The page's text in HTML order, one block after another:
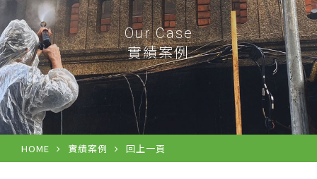
Our Case
實績案例
HOME 實績案例 回上一頁